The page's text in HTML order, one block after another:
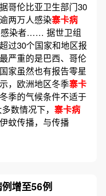
哥伦比亚卫生部门30
两万人感染寨卡病
感染者…… 据世卫组
过30个国家和地区报
严重的是巴西、哥伦
家虽然也有报告零星
，欧洲地区冬季寨卡
季的气候条件不适于
数情况下， 寨卡病
蚊传播，与传播
增至56例